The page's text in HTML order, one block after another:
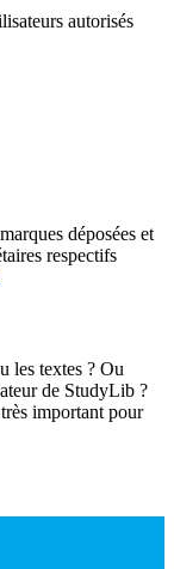
autorisés
déposées et
respectifs
les textes ? Ou
de StudyLib ?
important pour